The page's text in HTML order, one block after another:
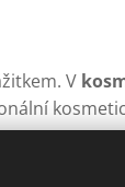
V
harmonie a